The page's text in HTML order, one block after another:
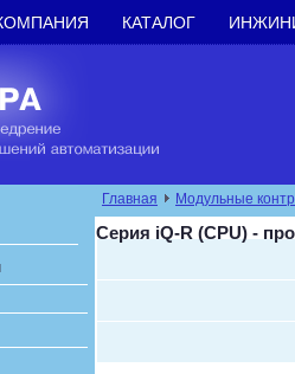
КАТАЛОГ
Главная Модульные
Серия iQ-R (CPU) -